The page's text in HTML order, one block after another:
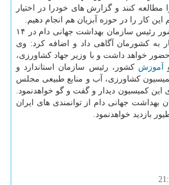
كنند و گزارش های خودرا در اختیار
كار را در حوزه آبزیان هم انجام دهیم.
رفیعی پور درانتها از حضور رئیس سازمان بهداشت جهانی دام در ۱۴
به كشورمان آگاهی داد و اضافه كرد: وی
خواهد داشت و با وزیر جهاد كشاورزی،
آموزش كشور، رئیس سازمان استاندارد و
كشاورزی، آب و منابع طبیعی مجلس
كمیسیون دیدار و گفت و گو خواهدنمود.
جهانی دام از توانمندی های ایران
بازدید خواهدنمود.